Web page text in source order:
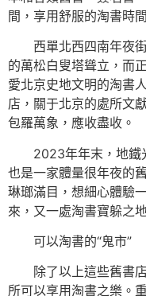
間，享用舒服的淘書時
西單北西四南年夜
的萬松白叟塔聳立，而
愛北京史地文明的淘書
店，關于北京的處所文
包羅萬象，應收盡收。
2023年年末，地鐵
也是一家體量很年夜的
琳瑯滿目，想細心體驗
來，又一處淘書寶躲之
可以淘書的“鬼市”
除了以上這些舊書
所可以享用淘書之樂。